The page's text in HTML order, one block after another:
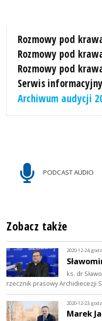
Rozmowy pod
Rozmowy pod
Rozmowy pod
Serwis informacyjny
Archiwum audycji
PODCAST AUDIO
Zobacz także
2020-12-24,
ks. dr
rzecznik prasowy Archidiecezji
2020-12-23,
Marek